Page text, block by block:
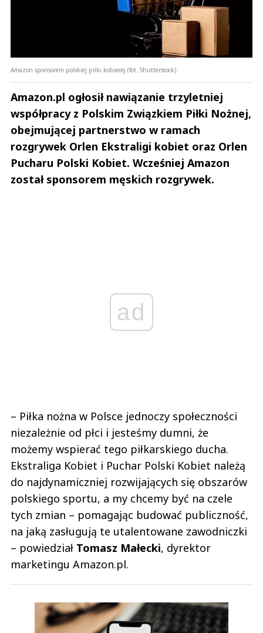
Amazon sponsorem polskiej piłki kobiecej (fot. Shutterstock)
Amazon.pl ogłosił nawiązanie trzyletniej
współpracy z Polskim Związkiem Piłki Nożnej,
obejmującej partnerstwo w ramach
rozgrywek Orlen Ekstraligi kobiet oraz Orlen
Pucharu Polski Kobiet. Wcześniej Amazon
został sponsorem męskich rozgrywek.
ad
– Piłka nożna w Polsce jednoczy społeczności
niezależnie od płci i jesteśmy dumni, że
możemy wspierać tego piłkarskiego ducha.
Ekstraliga Kobiet i Puchar Polski Kobiet należą
do najdynamiczniej rozwijających się obszarów
polskiego sportu, a my chcemy być na czele
tych zmian – pomagając budować publiczność,
na jaką zasługują te utalentowane zawodniczki
– powiedział Tomasz Małecki, dyrektor
marketingu Amazon.pl.